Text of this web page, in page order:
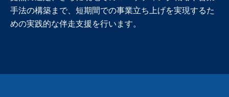
手法の構築まで、短期間での事業立ち上げを実現するた
めの実践的な伴走支援を行います。